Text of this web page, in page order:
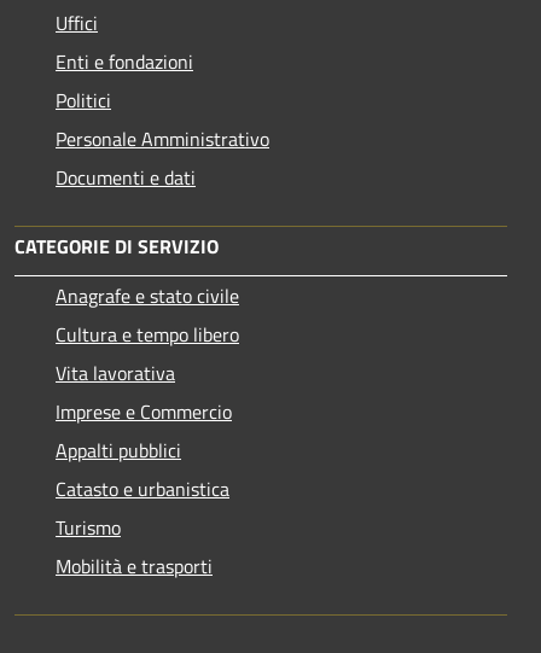
Uffici
Enti e fondazioni
Politici
Personale Amministrativo
Documenti e dati
CATEGORIE DI SERVIZIO
Anagrafe e stato civile
Cultura e tempo libero
Vita lavorativa
Imprese e Commercio
Appalti pubblici
Catasto e urbanistica
Turismo
Mobilità e trasporti